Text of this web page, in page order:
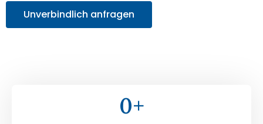
Unverbindlich anfragen
0+